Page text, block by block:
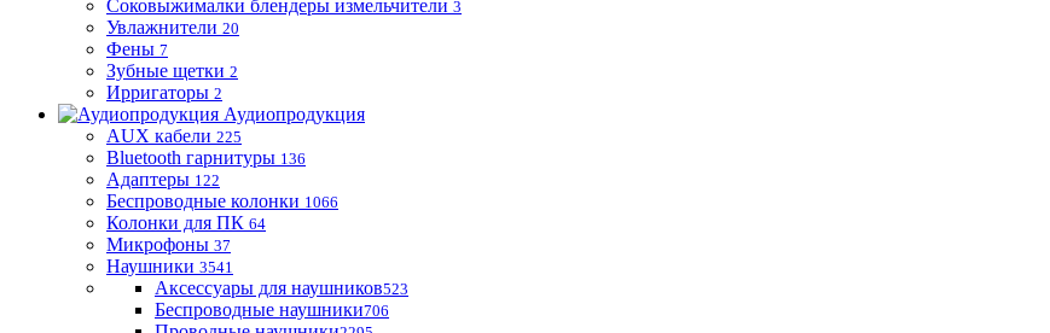
Соковыжималки блендеры измельчители 3
Увлажнители 20
Фены 7
Зубные щетки 2
Ирригаторы 2
Аудиопродукция
AUX кабели 225
Bluetooth гарнитуры 136
Адаптеры 122
Беспроводные колонки 1066
Колонки для ПК 64
Микрофоны 37
Наушники 3541
Аксессуары для наушников523
Беспроводные наушники706